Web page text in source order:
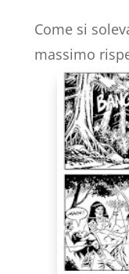
Come si
massimo